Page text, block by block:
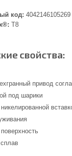
код: 4042146105269
T8
свойства:
привод
под шарики